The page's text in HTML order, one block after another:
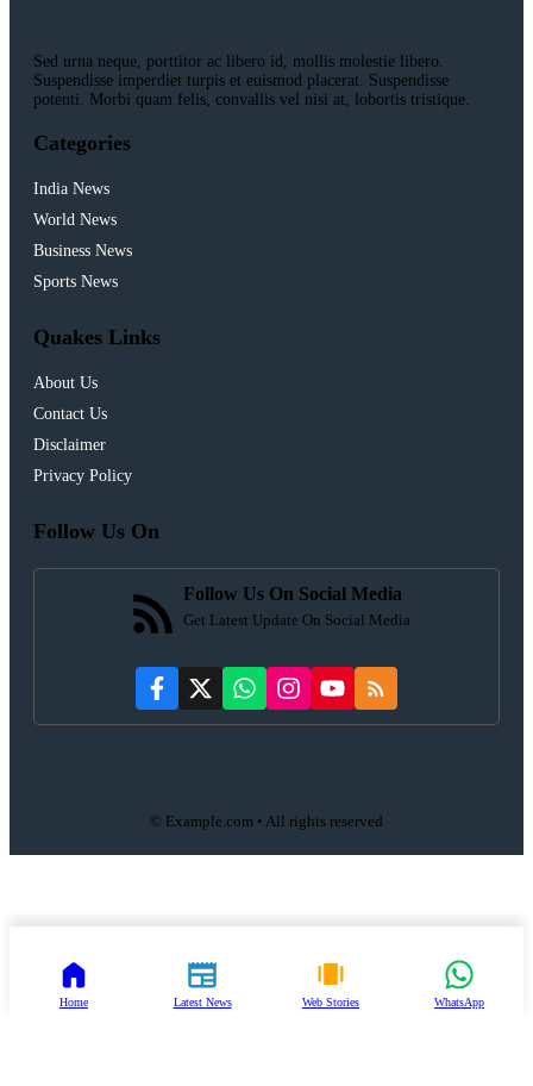
Sed urna neque, porttitor ac libero id, mollis molestie libero.
Suspendisse imperdiet turpis et euismod placerat. Suspendisse
potenti. Morbi quam felis, convallis vel nisi at, lobortis tristique.
Categories
India News
World News
Business News
Sports News
Quakes Links
About Us
Contact Us
Disclaimer
Privacy Policy
Follow Us On
Follow Us On Social Media
Get Latest Update On Social Media
© Example.com • All rights reserved
Home Latest News Web Stories WhatsApp